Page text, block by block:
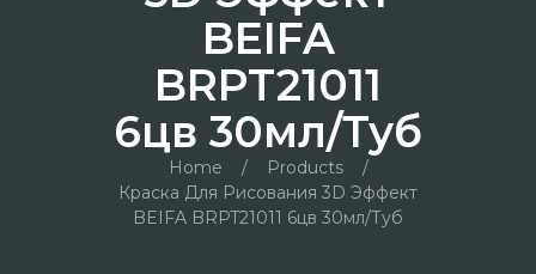
BEIFA
BRPT21011
6цв 30мл/туб
Home / Products
/
Краска Для Рисования 3D Эффект
BEIFA BRPT21011 6цв 30мл/туб